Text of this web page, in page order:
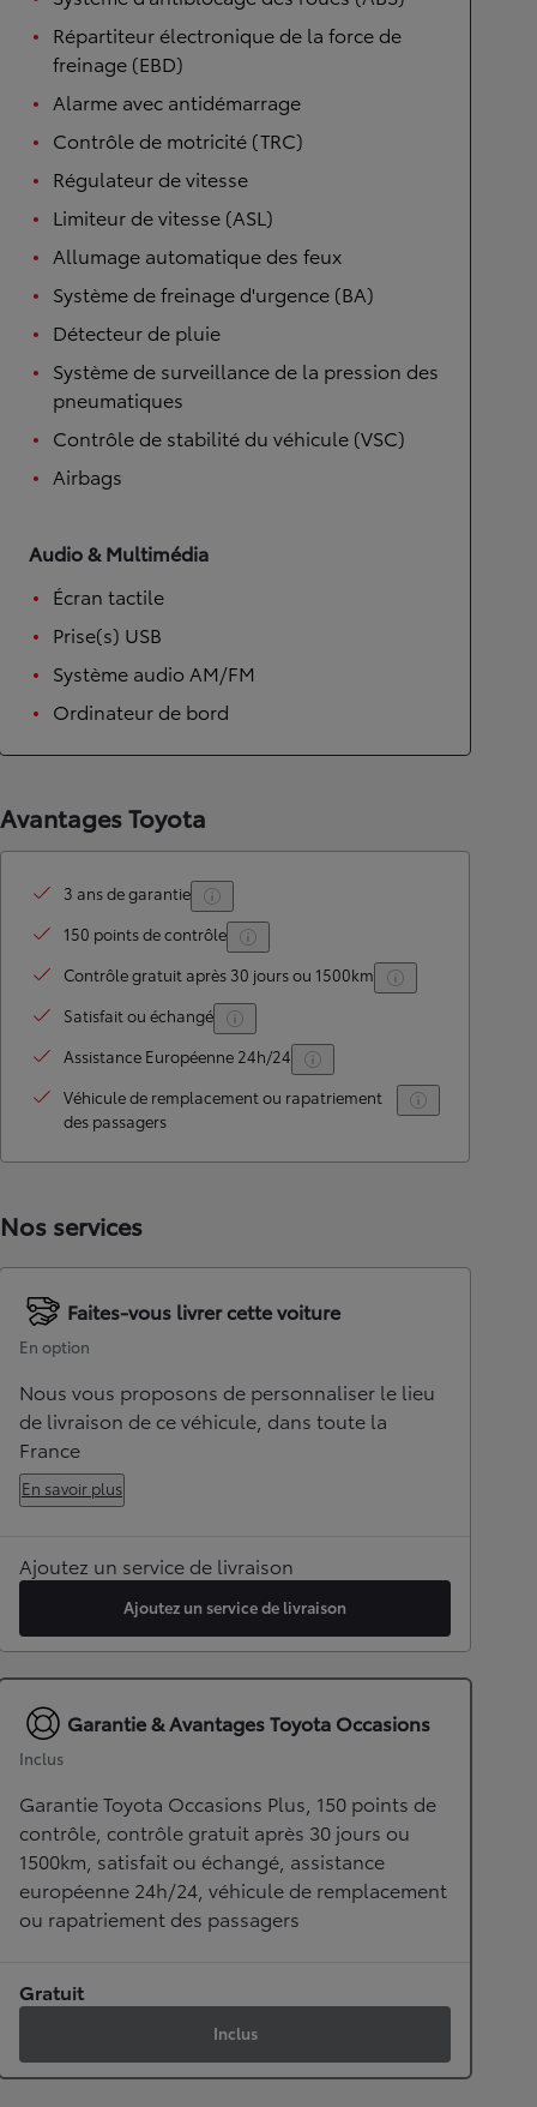
Répartiteur électronique de la force de
freinage (EBD)
Alarme avec antidémarrage
Contrôle de motricité (TRC)
Régulateur de vitesse
Limiteur de vitesse (ASL)
Allumage automatique des feux
Système de freinage d'urgence (BA)
Détecteur de pluie
Système de surveillance de la pression des
pneumatiques
Contrôle de stabilité du véhicule (VSC)
Airbags
Audio & Multimédia
Écran tactile
Prise(s) USB
Système audio AM/FM
Ordinateur de bord
Avantages Toyota
3 ans de garantie
150 points de contrôle
Contrôle gratuit après 30 jours ou 1500km
Satisfait ou échangé
Assistance Européenne 24h/24
Véhicule de remplacement ou rapatriement
des passagers
Nos services
Faites-vous livrer cette voiture
En option
Nous vous proposons de personnaliser le lieu
de livraison de ce véhicule, dans toute la
France
En savoir plus
Ajoutez un service de livraison
Ajoutez un service de livraison
Garantie & Avantages Toyota Occasions
Inclus
Garantie Toyota Occasions Plus, 150 points de
contrôle, contrôle gratuit après 30 jours ou
1500km, satisfait ou échangé, assistance
européenne 24h/24, véhicule de remplacement
ou rapatriement des passagers
Gratuit
Inclus